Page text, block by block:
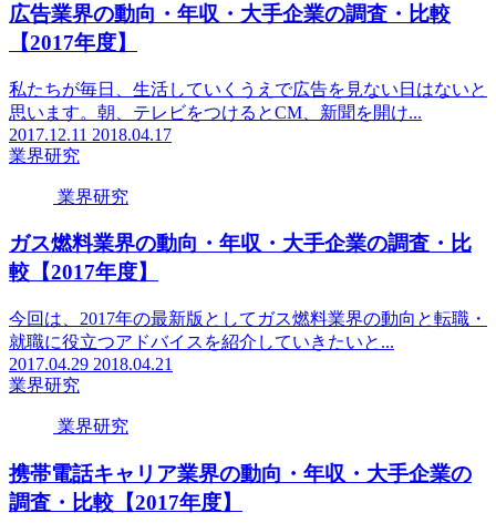
広告業界の動向・年収・大手企業の調査・比較
【2017年度】
私たちが毎日、生活していくうえで広告を見ない日はないと
思います。朝、テレビをつけるとCM、新聞を開け...
2017.12.11 2018.04.17
業界研究
業界研究
ガス燃料業界の動向・年収・大手企業の調査・比
較【2017年度】
今回は、2017年の最新版としてガス燃料業界の動向と転職・
就職に役立つアドバイスを紹介していきたいと...
2017.04.29 2018.04.21
業界研究
業界研究
携帯電話キャリア業界の動向・年収・大手企業の
調査・比較【2017年度】